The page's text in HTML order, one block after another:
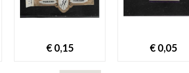
€ 0,15 € 0,05